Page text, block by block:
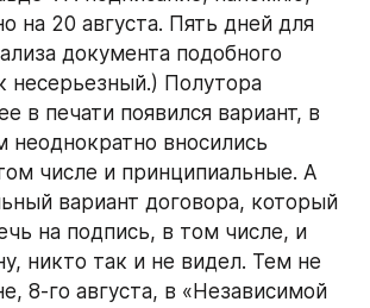
на 20 августа. Пять дней для
документа подобного
несерьезный.) Полутора
в печати появился вариант, в
неоднократно вносились
числе и принципиальные. А
вариант договора, который
на подпись, в том числе, и
никто так и не видел. Тем не
8-го августа, в «Независимой